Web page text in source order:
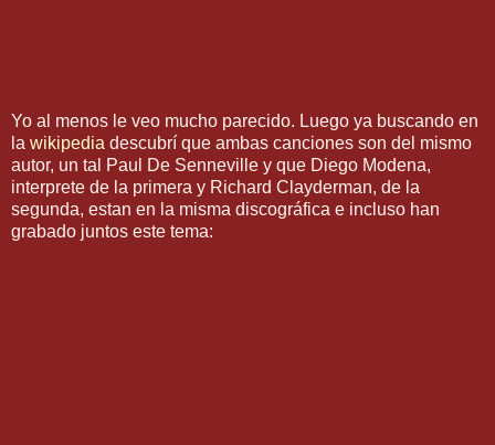
Yo al menos le veo mucho parecido. Luego ya buscando en
la wikipedia descubrí que ambas canciones son del mismo
autor, un tal Paul De Senneville y que Diego Modena,
interprete de la primera y Richard Clayderman, de la
segunda, estan en la misma discográfica e incluso han
grabado juntos este tema: